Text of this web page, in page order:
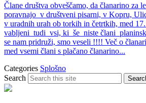
Člane društva obveščamo, da članarino za
poravnajo v društveni pisarni, v Kopru,
v uradnih urah ob torkih in četrtkih, med
vabljeni tudi vsi, ki še niste člani
se nam pridruži, smo veseli !!!! Več o
med vsemi člani s plačano članarino...
Categories Splošno
Search